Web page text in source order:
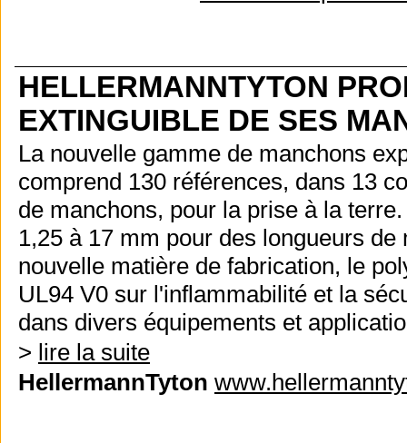
HELLERMANNTYTON
EXTINGUIBLE DE SES
La nouvelle gamme de manchons
comprend 130 références, dans 13
de manchons, pour la prise à la
1,25 à 17 mm pour des longueurs
nouvelle matière de fabrication, le
UL94 V0 sur l'inflammabilité et la
dans divers équipements et
> lire la suite
HellermannTyton